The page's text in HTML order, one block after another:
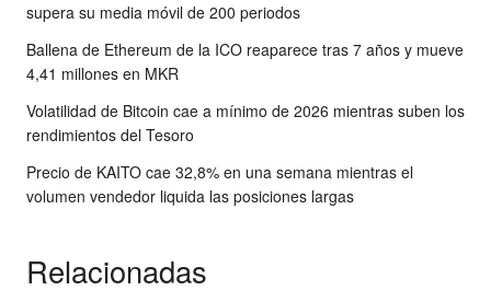
supera su media móvil de 200 periodos
Ballena de Ethereum de la ICO reaparece tras 7 años y mueve
4,41 millones en MKR
Volatilidad de Bitcoin cae a mínimo de 2026 mientras suben los
rendimientos del Tesoro
Precio de KAITO cae 32,8% en una semana mientras el
volumen vendedor liquida las posiciones largas
Relacionadas